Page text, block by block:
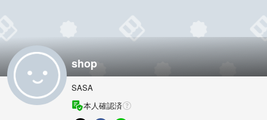
shop
SASA
本人確認済